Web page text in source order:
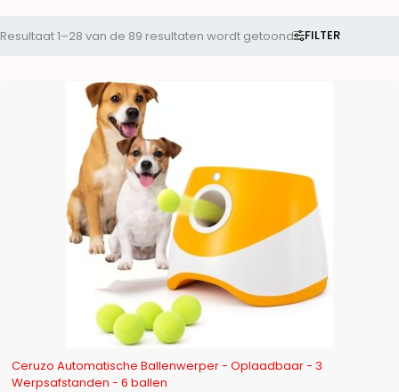
FILTER
Resultaat 1–28 van de 89 resultaten wordt getoond
Ceruzo Automatische Ballenwerper - Oplaadbaar - 3
Werpsafstanden - 6 ballen